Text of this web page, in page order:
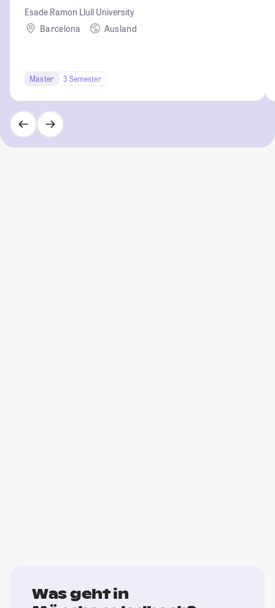
Esade Ramon Llull University
Barcelona
Ausland
Master 3 Semester
Was geht in